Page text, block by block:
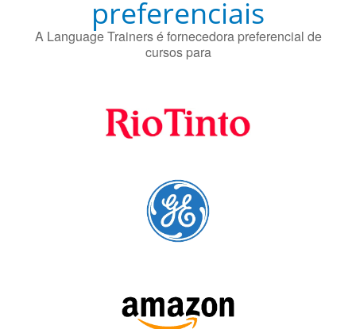
Fornecedores
preferenciais